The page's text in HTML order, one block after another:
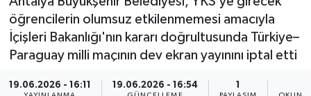
öğrencilerin olumsuz etkilenmemesi amacıyla
İçişleri Bakanlığı'nın kararı doğrultusunda Türkiye–
Paraguay milli maçının dev ekran yayınını iptal etti
19.06.2026 - 16:11 19.06.2026 - 16:54 1
EKONOMİ
KÜLTÜR - SANAT
SPOR
Süper Lig Puan Durumu ve Fikstür
Tüm Manşetler
Son Dakika Haberleri